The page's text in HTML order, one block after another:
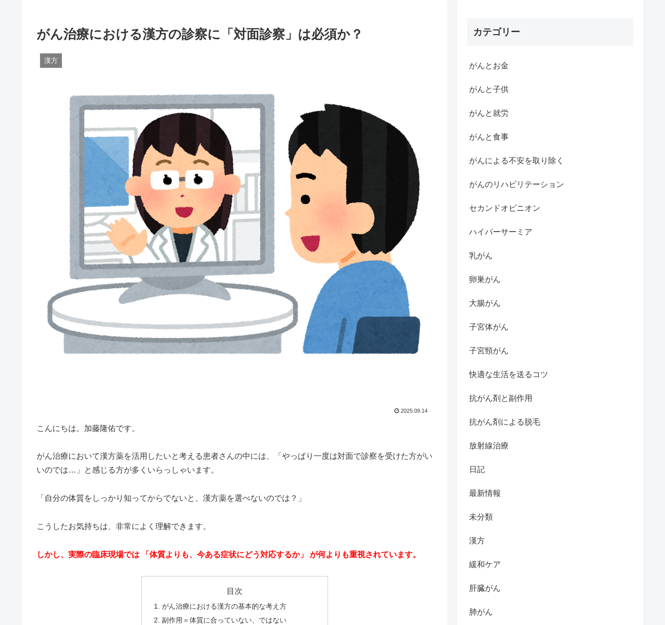
がん治療における漢方の診察に「対面診察」は必須か？
漢方
2025.09.14
こんにちは。加藤隆佑です。
がん治療において漢方薬を活用したいと考える患者さんの中には、「やっぱり一度は対面で診察を受けた方がい
いのでは…」と感じる方が多くいらっしゃいます。
「自分の体質をしっかり知ってからでないと、漢方薬を選べないのでは？」
こうしたお気持ちは、非常によく理解できます。
しかし、実際の臨床現場では 「体質よりも、今ある症状にどう対応するか」 が何よりも重視されています。
目次
がん治療における漢方の基本的な考え方
副作用＝体質に合っていない、ではない
カテゴリー
がんとお金
がんと子供
がんと就労
がんと食事
がんによる不安を取り除く
がんのリハビリテーション
セカンドオピニオン
ハイパーサーミア
乳がん
卵巣がん
大腸がん
子宮体がん
子宮頸がん
快適な生活を送るコツ
抗がん剤と副作用
抗がん剤による脱毛
放射線治療
日記
最新情報
未分類
漢方
緩和ケア
肝臓がん
肺がん